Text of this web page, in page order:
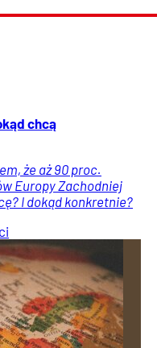
chcą
że aż 90 proc.
Europy Zachodniej
I dokąd konkretnie?